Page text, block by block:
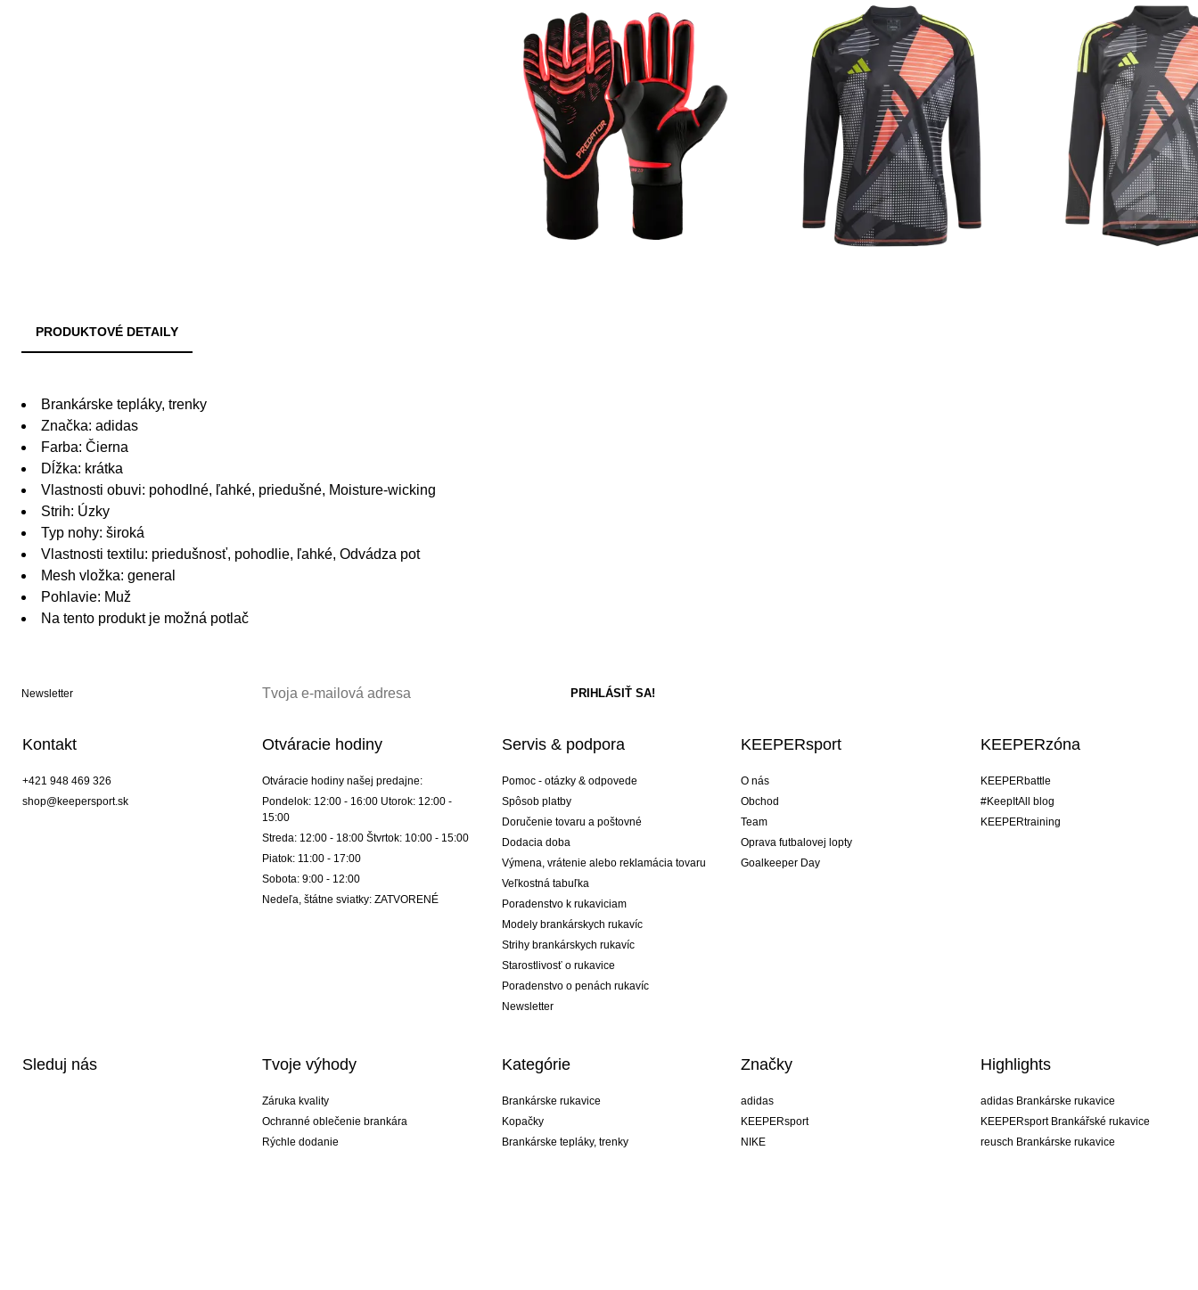
PRODUKTOVÉ DETAILY
Brankárske tepláky, trenky
Značka: adidas
Farba: Čierna
Dĺžka: krátka
Vlastnosti obuvi: pohodlné, ľahké, priedušné, Moisture-wicking
Strih: Úzky
Typ nohy: široká
Vlastnosti textilu: priedušnosť, pohodlie, ľahké, Odvádza pot
Mesh vložka: general
Pohlavie: Muž
Na tento produkt je možná potlač
Newsletter
Kontakt
+421 948 469 326
shop@keepersport.sk
Otváracie hodiny
Otváracie hodiny našej predajne:
Pondelok: 12:00 - 16:00 Utorok: 12:00 -
15:00
Streda: 12:00 - 18:00 Štvrtok: 10:00 - 15:00
Piatok: 11:00 - 17:00
Sobota: 9:00 - 12:00
Nedeľa, štátne sviatky: ZATVORENÉ
Servis & podpora
Pomoc - otázky & odpovede
Spôsob platby
Doručenie tovaru a poštovné
Dodacia doba
Výmena, vrátenie alebo reklamácia tovaru
Veľkostná tabuľka
Poradenstvo k rukaviciam
Modely brankárskych rukavíc
Strihy brankárskych rukavíc
Starostlivosť o rukavice
Poradenstvo o penách rukavíc
Newsletter
KEEPERsport
O nás
Obchod
Team
Oprava futbalovej lopty
Goalkeeper Day
KEEPERzóna
KEEPERbattle
#KeepItAll blog
KEEPERtraining
Sleduj nás Tvoje výhody
Záruka kvality
Ochranné oblečenie brankára
Rýchle dodanie
Kategórie
Brankárske rukavice
Kopačky
Brankárske tepláky, trenky
Značky
adidas
KEEPERsport
NIKE
Highlights
adidas Brankárske rukavice
KEEPERsport Brankářské rukavice
reusch Brankárske rukavice